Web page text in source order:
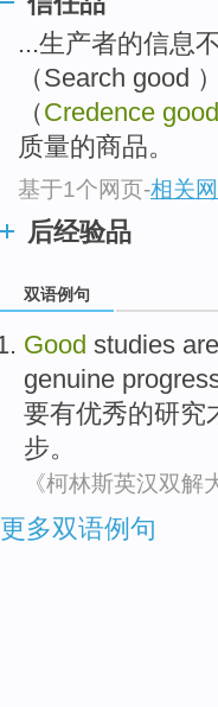
...生产者的信息
（Search good
（Credence good
质量的商品。
基于1个网页-相关
后经验品
双语例句
Good studies are
genuine
要有优秀的研究
步。
《柯林斯英汉双解
更多双语例句